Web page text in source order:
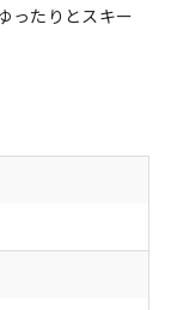
ったりとスキー